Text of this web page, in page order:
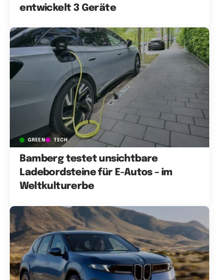
entwickelt 3 Geräte
GREEN TECH
Bamberg testet unsichtbare
Ladebordsteine für E-Autos – im
Weltkulturerbe